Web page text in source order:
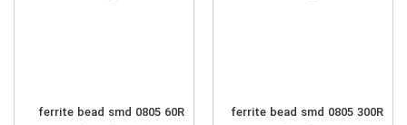
ferrite bead smd 0805 300R
ferrite bead smd 0805 60R